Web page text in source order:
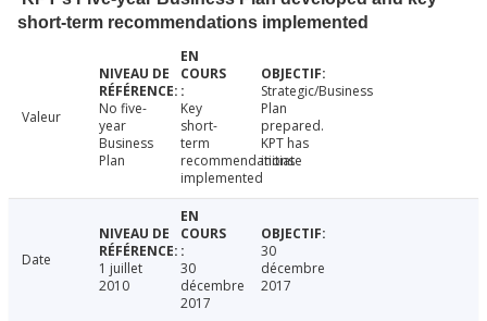
short-term recommendations implemented
Valeur
No five-
year
Business
Plan
Key
short-
term
recommendations
implemented
Strategic/Business
Plan
prepared.
KPT has
initiate
Date
1 juillet
2010
30
décembre
2017
30
décembre
2017